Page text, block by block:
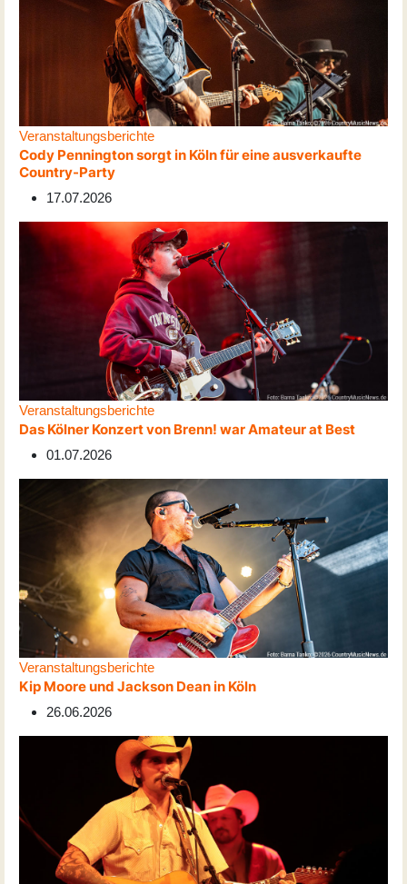
Veranstaltungsberichte
Cody Pennington sorgt in Köln für eine ausverkaufte
Country-Party
17.07.2026
Veranstaltungsberichte
Das Kölner Konzert von Brenn! war Amateur at Best
01.07.2026
Veranstaltungsberichte
Kip Moore und Jackson Dean in Köln
26.06.2026